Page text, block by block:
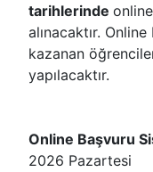
tarihlerinde online
alınacaktır.
kazanan
yapılacaktır.
Online Başvuru
2026 Pazartesi